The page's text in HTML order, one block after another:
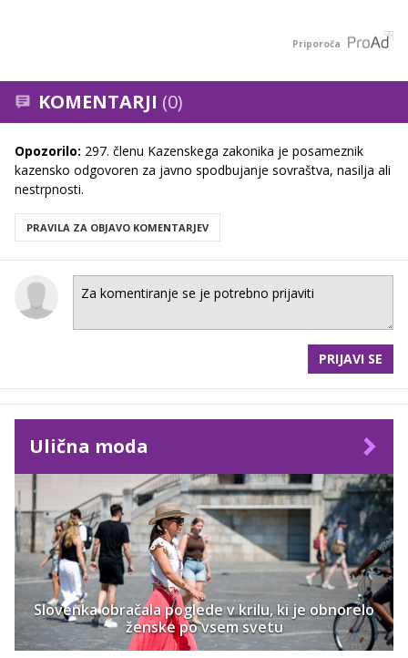
Priporoča
KOMENTARJI (0)
Opozorilo: 297. členu Kazenskega zakonika je posameznik
kazensko odgovoren za javno spodbujanje sovraštva, nasilja ali
nestrpnosti.
PRAVILA ZA OBJAVO KOMENTARJEV
PRIJAVI SE
Ulična moda
Slovenka obračala poglede v krilu, ki je obnorelo
ženske po vsem svetu